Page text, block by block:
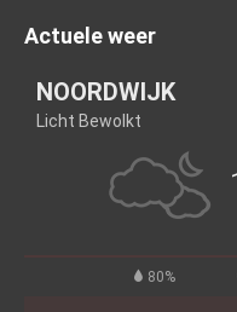
Actuele weer
NOORDWIJK
Licht Bewolkt
80%